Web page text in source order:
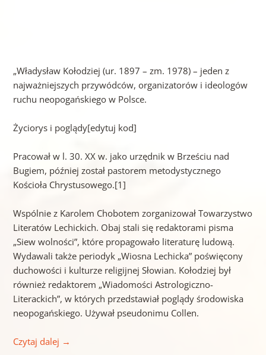
„Władysław Kołodziej (ur. 1897 – zm. 1978) – jeden z
najważniejszych przywódców, organizatorów i ideologów
ruchu neopogańskiego w Polsce.
Życiorys i poglądy[edytuj kod]
Pracował w l. 30. XX w. jako urzędnik w Brześciu nad
Bugiem, później został pastorem metodystycznego
Kościoła Chrystusowego.[1]
Wspólnie z Karolem Chobotem zorganizował Towarzystwo
Literatów Lechickich. Obaj stali się redaktorami pisma
„Siew wolności”, które propagowało literaturę ludową.
Wydawali także periodyk „Wiosna Lechicka” poświęcony
duchowości i kulturze religijnej Słowian. Kołodziej był
również redaktorem „Wiadomości Astrologiczno-
Literackich”, w których przedstawiał poglądy środowiska
neopogańskiego. Używał pseudonimu Collen.
Czytaj dalej →